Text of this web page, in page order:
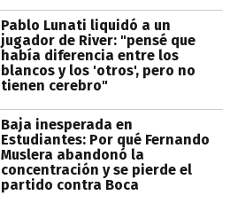
Pablo Lunati liquidó a un
jugador de River: "pensé que
había diferencia entre los
blancos y los 'otros', pero no
tienen cerebro"
Baja inesperada en
Estudiantes: Por qué Fernando
Muslera abandonó la
concentración y se pierde el
partido contra Boca